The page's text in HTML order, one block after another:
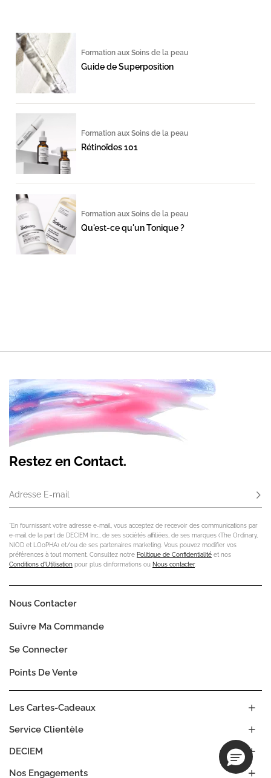
Formation aux Soins de la peau
Guide de Superposition
Formation aux Soins de la peau
Rétinoïdes 101
Formation aux Soins de la peau
Qu'est-ce qu'un Tonique ?
Restez en Contact.
Adresse E-mail
*En fournissant votre adresse e-mail, vous acceptez de recevoir des communications par
e-mail de la part de DECIEM Inc., de ses sociétés affiliées, de ses marques (The Ordinary,
NIOD et LOoPHA) et/ou de ses partenaires marketing. Vous pouvez modifier vos
préférences à tout moment. Consultez notre Politique de Confidentialité et nos
Conditions d'Utilisation pour plus dinformations ou Nous contacter.
DECIEM
Nos Engagements
Service Clientèle
Les Cartes-Cadeaux
Nous Contacter
Suivre Ma Commande
Se Connecter
Points De Vente